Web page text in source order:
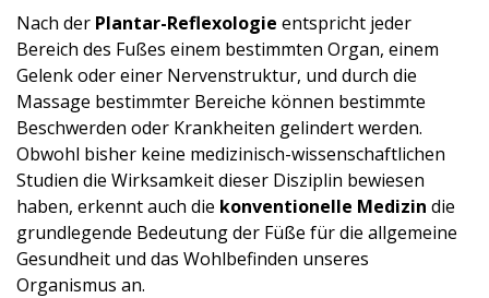
Nach der Plantar-Reflexologie entspricht jeder
Bereich des Fußes einem bestimmten Organ, einem
Gelenk oder einer Nervenstruktur, und durch die
Massage bestimmter Bereiche können bestimmte
Beschwerden oder Krankheiten gelindert werden.
Obwohl bisher keine medizinisch-wissenschaftlichen
Studien die Wirksamkeit dieser Disziplin bewiesen
haben, erkennt auch die konventionelle Medizin die
grundlegende Bedeutung der Füße für die allgemeine
Gesundheit und das Wohlbefinden unseres
Organismus an.